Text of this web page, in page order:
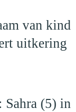
van kind
uitkering
Sahra (5) in